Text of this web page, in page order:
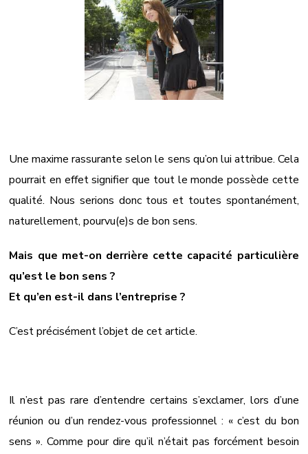
Une maxime rassurante selon le sens qu’on lui attribue. Cela
pourrait en effet signifier que tout le monde possède cette
qualité. Nous serions donc tous et toutes spontanément,
naturellement, pourvu(e)s de bon sens.
Mais que met-on derrière cette capacité particulière
qu’est le bon sens ?
Et qu’en est-il dans l’entreprise ?
C’est précisément l’objet de cet article.
Il n’est pas rare d’entendre certains s’exclamer, lors d’une
réunion ou d’un rendez-vous professionnel : « c’est du bon
sens ». Comme pour dire qu’il n’était pas forcément besoin